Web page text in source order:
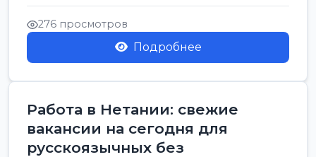
мужчин и женщин от хозя...
276 просмотров
Подробнее
Работа в Нетании: свежие
вакансии на сегодня для
русскоязычных без